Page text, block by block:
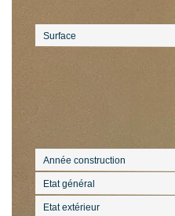
Surface
Année construction
Etat général
Etat extérieur